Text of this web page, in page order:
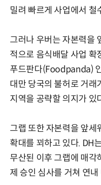
밀려 빠르게 사업에서 철
그러나 우버는 자본력을
적으로 음식배달 사업
푸드판다(Foodpanda)
대만 당국의 불허로 거래
지역을 공략할 의지가 있
그랩 또한 자본력을 앞세
확대를 꾀하고 있다. DH
무산된 이후 그랩에 매각
제 승인 심사를 거쳐 연